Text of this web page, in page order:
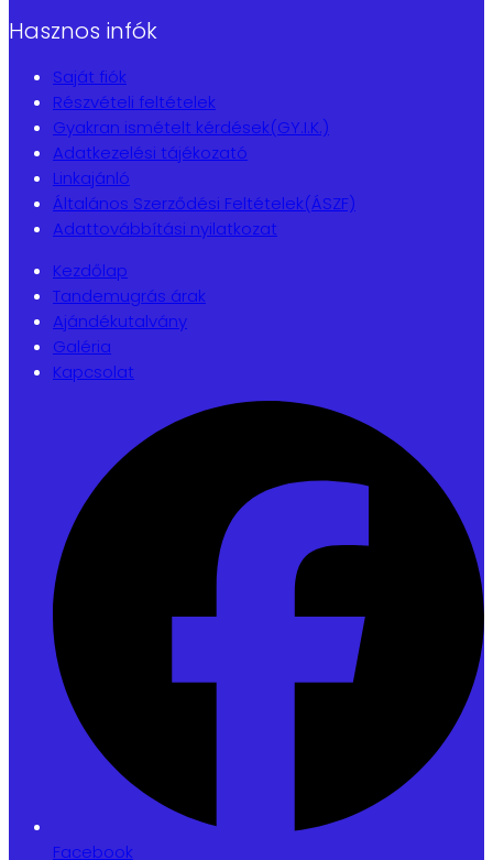
Hasznos infók
Saját fiók
Részvételi feltételek
Gyakran ismételt kérdések(GY.I.K.)
Adatkezelési tájékozató
Linkajánló
Általános Szerződési Feltételek(ÁSZF)
Adattovábbítási nyilatkozat
Kezdőlap
Tandemugrás árak
Ajándékutalvány
Galéria
Kapcsolat
Facebook